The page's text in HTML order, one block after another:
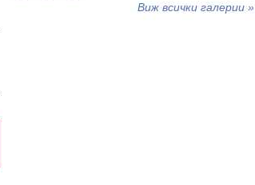
Виж всички галерии »